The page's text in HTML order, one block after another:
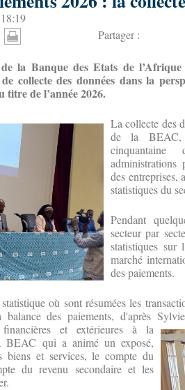
Partager :
la Banque des Etats de
collecte des données dans la
titre de l’année 2026.
La collecte des
de la BEAC,
administrations
des entreprises,
statistiques du
Pendant
secteur par
statistiques sur
marché
des paiements.
où sont résumées les
des paiements, d'après Sylvie
financières et extérieures à la
BEAC qui a animé un exposé,
biens et services, le compte du
du revenu secondaire et les